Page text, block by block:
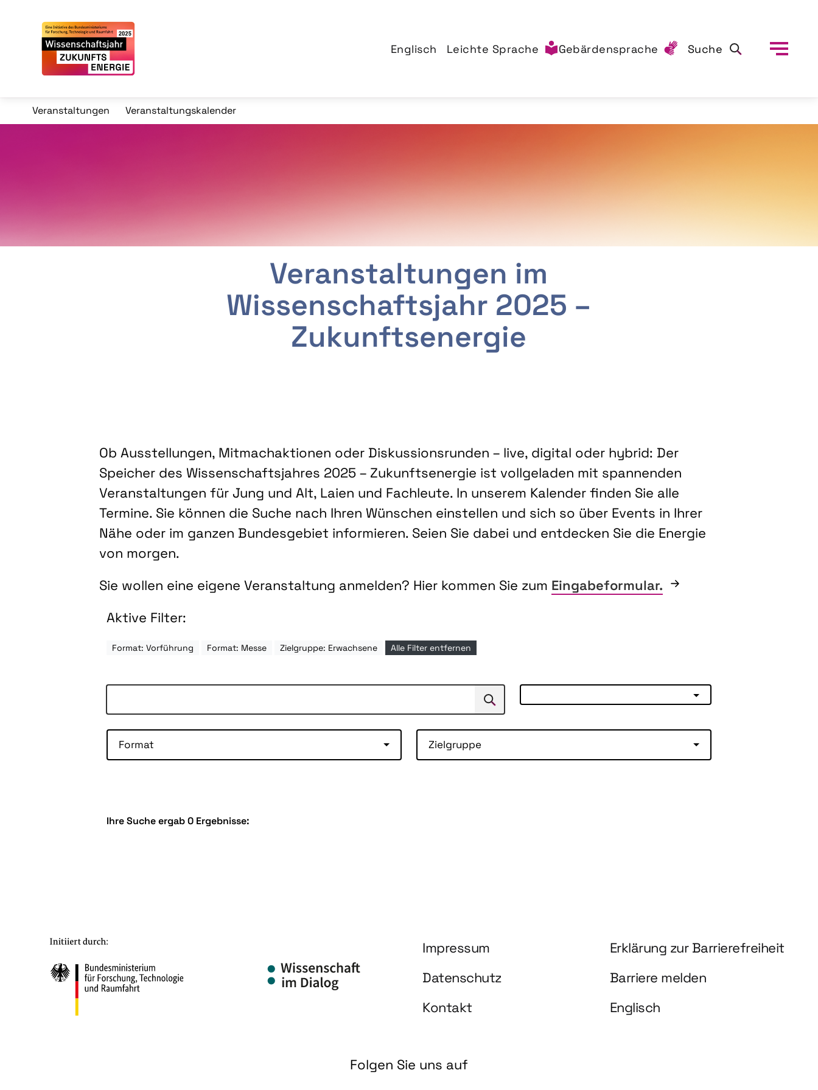
Englisch Leichte Sprache Gebärdensprache Suche
Veranstaltungen Veranstaltungskalender
Veranstaltungen im
Wissenschaftsjahr 2025 –
Zukunftsenergie
Ob Ausstellungen, Mitmachaktionen oder Diskussionsrunden – live, digital oder hybrid: Der
Speicher des Wissenschaftsjahres 2025 – Zukunftsenergie ist vollgeladen mit spannenden
Veranstaltungen für Jung und Alt, Laien und Fachleute. In unserem Kalender finden Sie alle
Termine. Sie können die Suche nach Ihren Wünschen einstellen und sich so über Events in Ihrer
Nähe oder im ganzen Bundesgebiet informieren. Seien Sie dabei und entdecken Sie die Energie
von morgen.
Sie wollen eine eigene Veranstaltung anmelden? Hier kommen Sie zum Eingabeformular.
Aktive Filter:
Format: Vorführung Format: Messe Zielgruppe: Erwachsene Alle Filter entfernen
Suchen
Format Zielgruppe
Ihre Suche ergab 0 Ergebnisse:
Information und Service
Impressum
Erklärung zur Barrierefreiheit
Datenschutz
Barriere melden
Kontakt
Englisch
Folgen Sie uns auf